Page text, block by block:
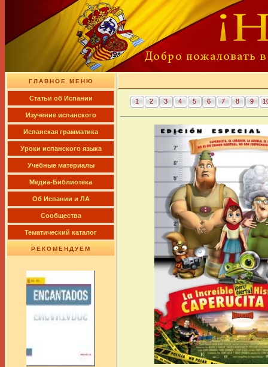
ГЛАВНОЕ МЕНЮ
Cтатьи об Испании
Изучение испанского
Испанская грамматика
Уроки испанского языка
Учебные материалы
Медиа-Библиотека
Об Испании и ЛА
Сообщества
Тематический каталог
РЕКОМЕНДУЕМ
1 2 3 4 5 6 7 8 9